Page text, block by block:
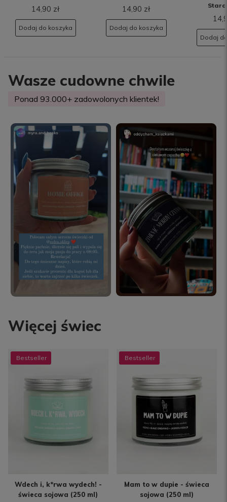
14,90 zł
Dodaj do koszyka
14,90 zł
Dodaj do koszyka
Stara
Dodaj
Wasze cudowne chwile
Ponad 93.000+ zadowolonych klientek!
Więcej świec
Wdech i, k*rwa wydech! -
świeca sojowa (250 ml)
Mam to w dupie - świeca
sojowa (250 ml)